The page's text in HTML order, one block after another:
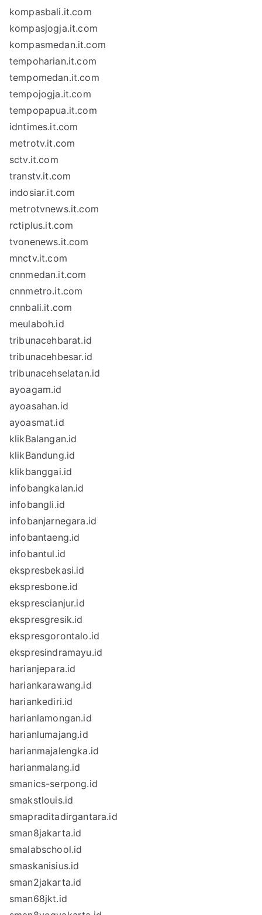
kompasbali.it.com
kompasjogja.it.com
kompasmedan.it.com
tempoharian.it.com
tempomedan.it.com
tempojogja.it.com
tempopapua.it.com
idntimes.it.com
metrotv.it.com
sctv.it.com
transtv.it.com
indosiar.it.com
metrotvnews.it.com
rctiplus.it.com
tvonenews.it.com
mnctv.it.com
cnnmedan.it.com
cnnmetro.it.com
cnnbali.it.com
meulaboh.id
tribunacehbarat.id
tribunacehbesar.id
tribunacehselatan.id
ayoagam.id
ayoasahan.id
ayoasmat.id
klikBalangan.id
klikBandung.id
klikbanggai.id
infobangkalan.id
infobangli.id
infobanjarnegara.id
infobantaeng.id
infobantul.id
ekspresbekasi.id
ekspresbone.id
eksprescianjur.id
ekspresgresik.id
ekspresgorontalo.id
ekspresindramayu.id
harianjepara.id
hariankarawang.id
hariankediri.id
harianlamongan.id
harianlumajang.id
harianmajalengka.id
harianmalang.id
smanics-serpong.id
smakstlouis.id
smapraditadirgantara.id
sman8jakarta.id
smalabschool.id
smaskanisius.id
sman2jakarta.id
sman68jkt.id